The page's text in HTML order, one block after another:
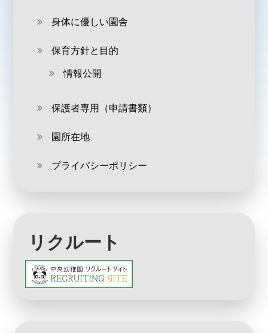
身体に優しい園舎
保育方針と目的
情報公開
保護者専用（申請書類）
園所在地
プライバシーポリシー
リクルート